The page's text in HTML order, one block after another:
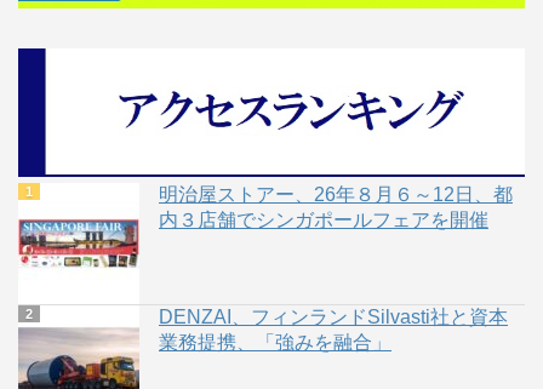
明治屋ストアー、26年８月６～12日、都
内３店舗でシンガポールフェアを開催
DENZAI、フィンランドSilvasti社と資本
業務提携、「強みを融合」